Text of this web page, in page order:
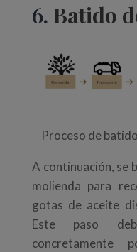
6. Batido
Proceso de
A continuación, se
molienda para
gotas de aceite
Este paso